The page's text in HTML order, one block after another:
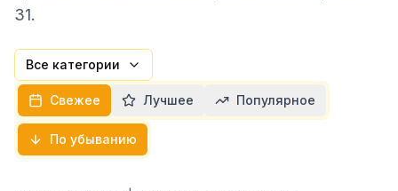
31.
Все категории
Свежее Лучшее Популярное
По убыванию